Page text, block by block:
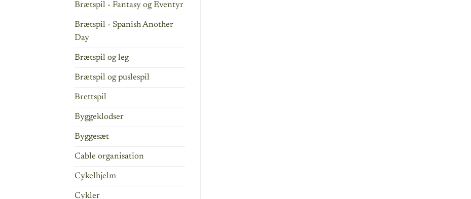
Brætspil - Fantasy og Eventyr
Brætspil - Spanish Another
Day
Brætspil og leg
Brætspil og puslespil
Brettspil
Byggeklodser
Byggesæt
Cable organisation
Cykelhjelm
Cykler